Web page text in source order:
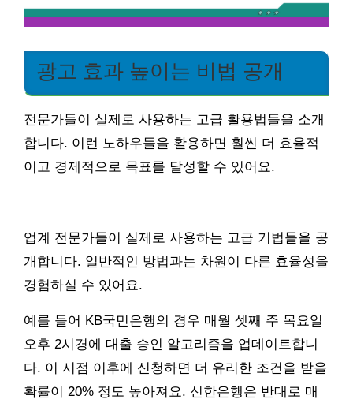
광고 효과 높이는 비법 공개
전문가들이 실제로 사용하는 고급 활용법들을 소개
합니다. 이런 노하우들을 활용하면 훨씬 더 효율적
이고 경제적으로 목표를 달성할 수 있어요.
업계 전문가들이 실제로 사용하는 고급 기법들을 공
개합니다. 일반적인 방법과는 차원이 다른 효율성을
경험하실 수 있어요.
예를 들어 KB국민은행의 경우 매월 셋째 주 목요일
오후 2시경에 대출 승인 알고리즘을 업데이트합니
다. 이 시점 이후에 신청하면 더 유리한 조건을 받을
확률이 20% 정도 높아져요. 신한은행은 반대로 매